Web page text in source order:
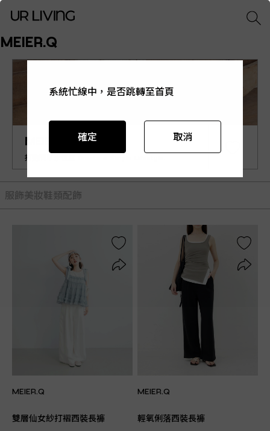
MEIER.Q
MEIER.Q
打造簡單永恆感 Create a Simple Lifestyle.
服飾美妝 鞋類配飾
MEIER.Q
雙層仙女紗打褶西裝長褲
MEIER.Q
輕氧俐落西裝長褲
系統忙線中，是否跳轉至首頁
確定 取消
系統忙線中，是否跳轉至首頁
確定 取消
系統忙線中，是否跳轉至首頁
確定 取消
系統忙線中，是否跳轉至首頁
確定 取消
系統忙線中，是否跳轉至首頁
確定 取消